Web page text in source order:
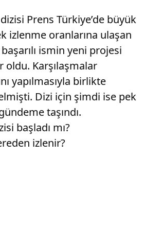
Prens Türkiye’de büyük
izlenme oranlarına ulaşan
ismin yeni projesi
oldu. Karşılaşmalar
yapılmasıyla birlikte
Dizi için şimdi ise pek
taşındı.
başladı mı?
izlenir?